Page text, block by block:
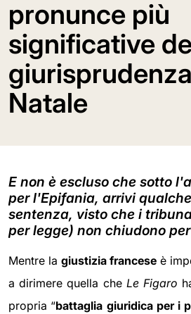
pronunce più
significative
Natale
E non è escluso che sotto
per l'Epifania, arrivi
sentenza, visto che i
per legge) non chiudono
Mentre la giustizia francese è
a dirimere quella che Le Figaro
propria “battaglia giuridica per i